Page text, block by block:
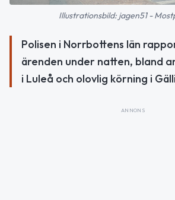
Illustrationsbild: jagen51 -
Polisen i Norrbottens län
ärenden under natten, bland
i Luleå och olovlig körning i
ANNONS